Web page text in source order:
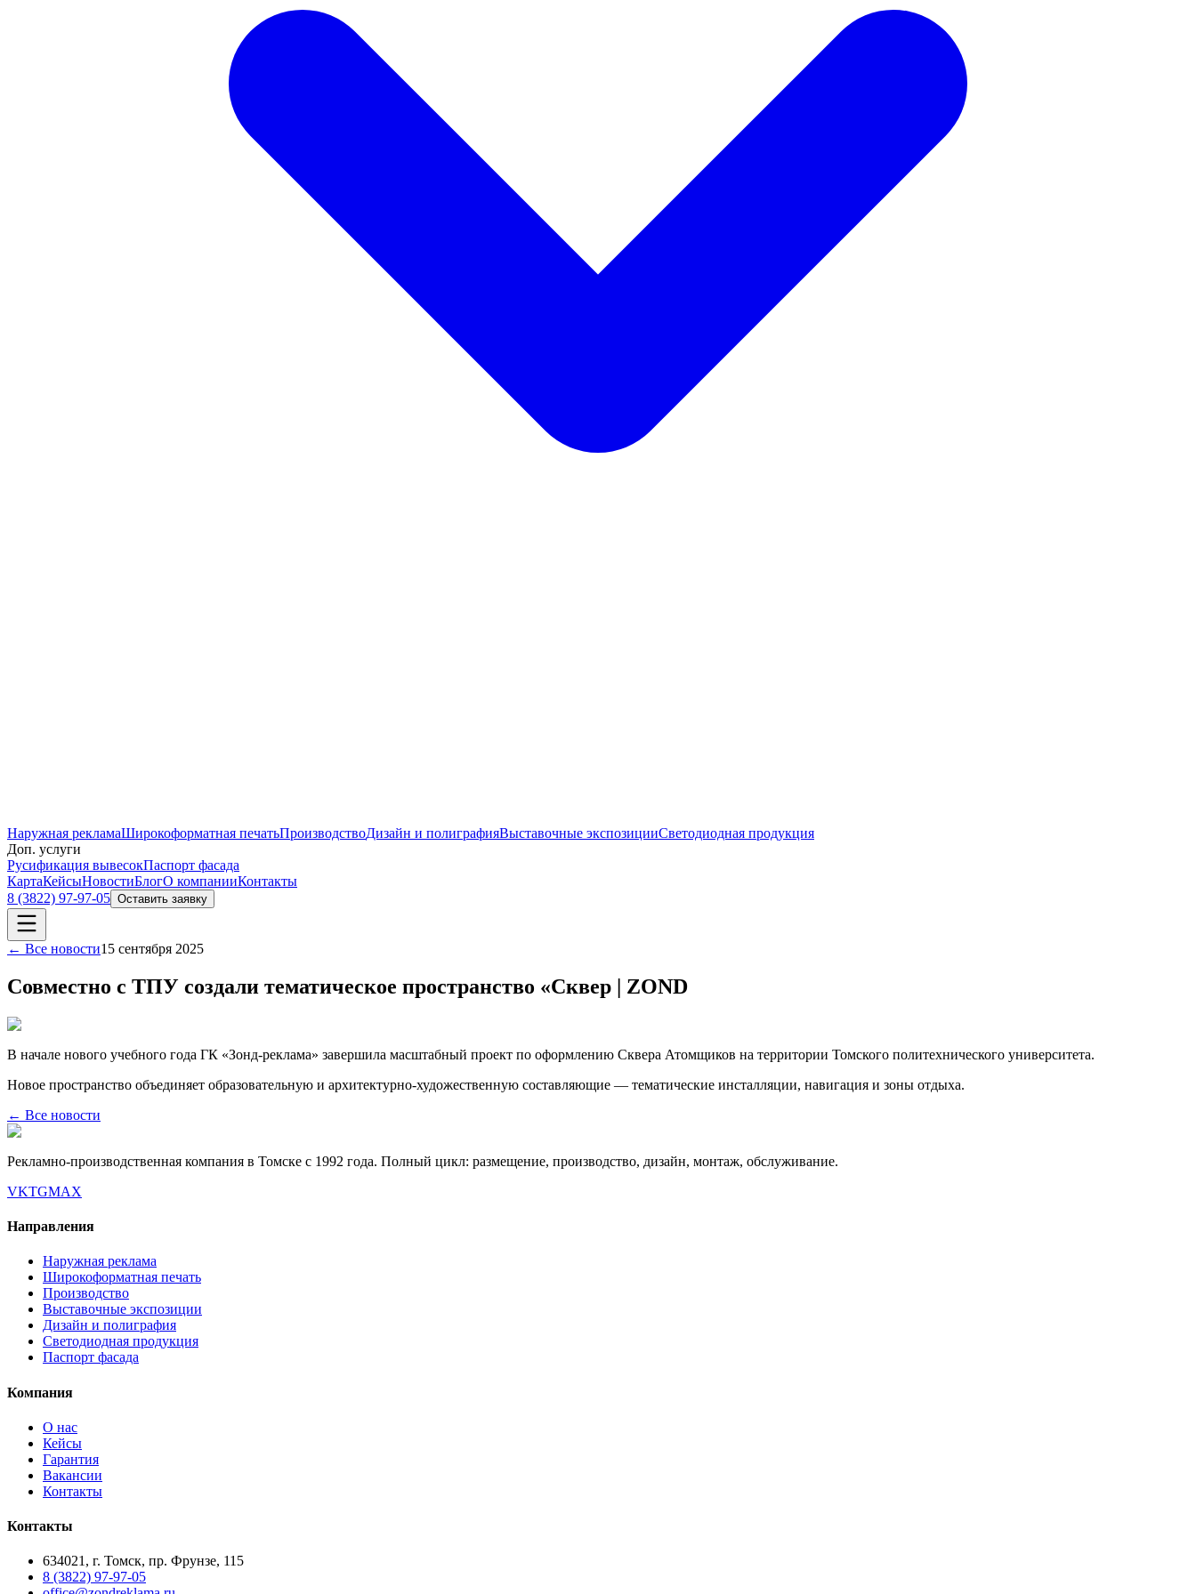
Наружная рекламаШирокоформатная печатьПроизводствоДизайн и полиграфияВыставочные экспозицииСветодиодная продукция
Доп. услуги
Русификация вывесокПаспорт фасада
КартаКейсыНовостиБлогО компанииКонтакты
8 (3822) 97-97-05 Оставить заявку
← Все новости15 сентября 2025
Совместно с ТПУ создали тематическое пространство «Сквер | ZOND
В начале нового учебного года ГК «Зонд-реклама» завершила масштабный проект по оформлению Сквера Атомщиков на территории Томского политехнического университета.
Новое пространство объединяет образовательную и архитектурно-художественную составляющие — тематические инсталляции, навигация и зоны отдыха.
← Все новости
Рекламно-производственная компания в Томске с 1992 года. Полный цикл: размещение, производство, дизайн, монтаж, обслуживание.
VKTGMAX
Направления
Наружная реклама
Широкоформатная печать
Производство
Выставочные экспозиции
Дизайн и полиграфия
Светодиодная продукция
Паспорт фасада
Компания
О нас
Кейсы
Гарантия
Вакансии
Контакты
Контакты
634021, г. Томск, пр. Фрунзе, 115
8 (3822) 97-97-05